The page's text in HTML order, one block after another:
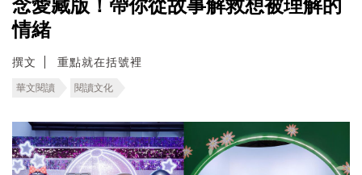
念愛藏版！帶你從故事解救想被理解的
情緒
撰文 重點就在括號裡
華文閱讀 閱讀文化